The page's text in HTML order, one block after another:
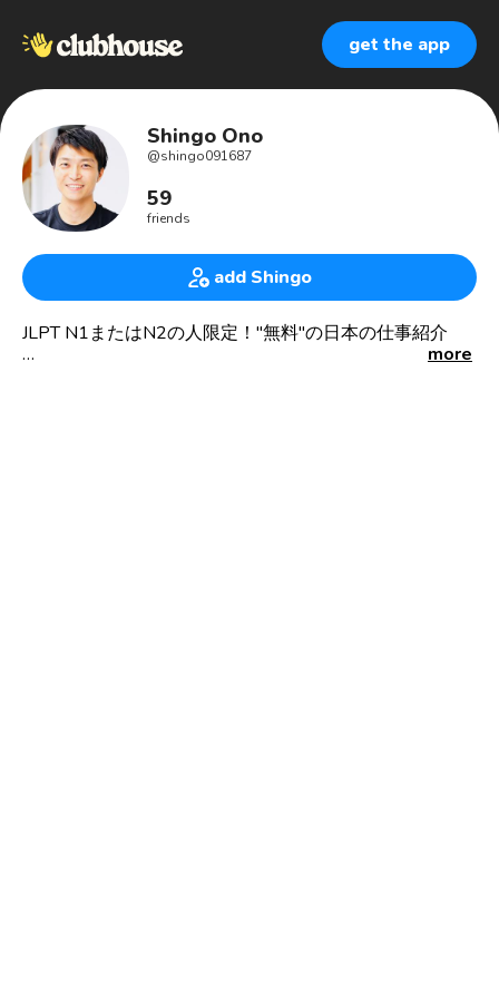
get the app
Shingo Ono
@shingo091687
59
friends
add Shingo
JLPT N1またはN2の人限定！"無料"の日本の仕事紹介
more